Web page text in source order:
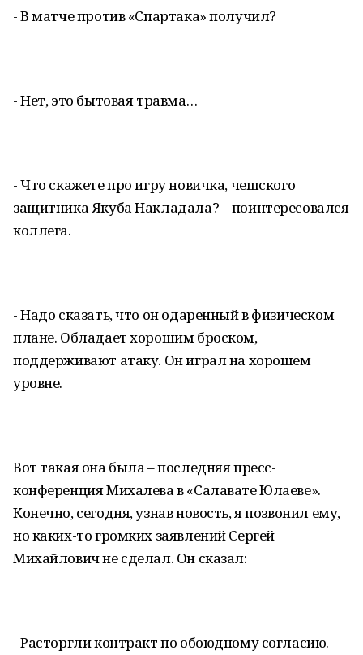
- В матче против «Спартака» получил?
- Нет, это бытовая травма…
- Что скажете про игру новичка, чешского
защитника Якуба Накладала? – поинтересовался
коллега.
- Надо сказать, что он одаренный в физическом
плане. Обладает хорошим броском,
поддерживают атаку. Он играл на хорошем
уровне.
Вот такая она была – последняя пресс-
конференция Михалева в «Салавате Юлаеве».
Конечно, сегодня, узнав новость, я позвонил ему,
но каких-то громких заявлений Сергей
Михайлович не сделал. Он сказал:
- Расторгли контракт по обоюдному согласию.